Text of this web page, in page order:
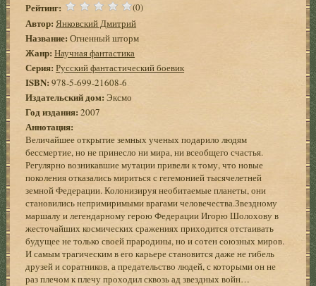
Рейтинг: (0)
Автор: Янковский Дмитрий
Название: Огненный шторм
Жанр: Научная фантастика
Серия: Русский фантастический боевик
ISBN: 978-5-699-21608-6
Издательский дом: Эксмо
Год издания: 2007
Аннотация:
Величайшее открытие земных ученых подарило людям
бессмертие, но не принесло ни мира, ни всеобщего счастья.
Регулярно возникавшие мутации привели к тому, что новые
поколения отказались мириться с гегемонией тысячелетней
земной Федерации. Колонизируя необитаемые планеты, они
становились непримиримыми врагами человечества.Звездному
маршалу и легендарному герою Федерации Игорю Шолохову в
жесточайших космических сражениях приходится отстаивать
будущее не только своей прародины, но и сотен союзных миров.
И самым трагическим в его карьере становится даже не гибель
друзей и соратников, а предательство людей, с которыми он не
раз плечом к плечу проходил сквозь ад звездных войн…